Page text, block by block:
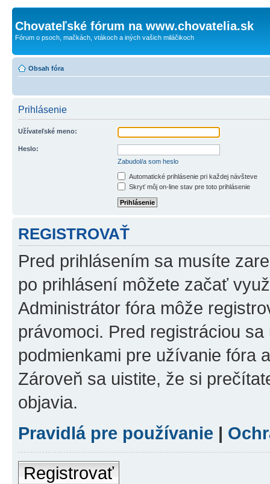
Chovateľské fórum na www.chovatelia.sk
Fórum o psoch, mačkách, vtákoch a iných vašich miláčikoch
Obsah fóra
Prihlásenie
Užívateľské meno:
Heslo:
Zabudol/a som heslo
Automatické prihlásenie pri každej návšteve
Skryť môj on-line stav pre toto prihlásenie
REGISTROVAŤ
Pred prihlásením sa musíte
po prihlásení môžete začať
Administrátor fóra môže
právomoci. Pred registráciou
podmienkami pre užívanie fóra
Zároveň sa uistite, že si
objavia.
Pravidlá pre používanie |
Registrovať